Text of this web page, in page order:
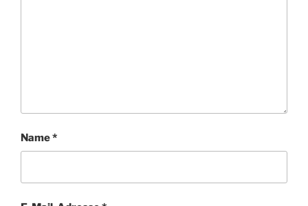
Name*